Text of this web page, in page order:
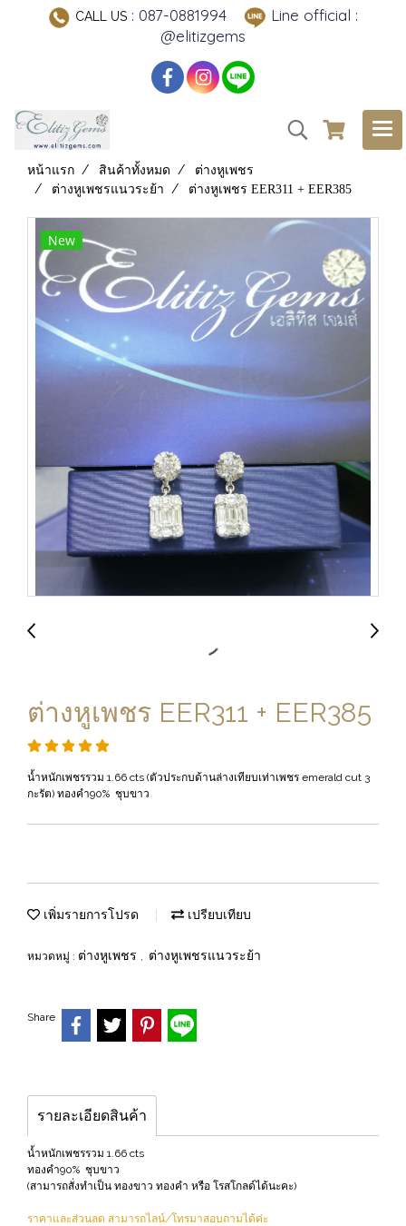
CALL US: 087-0881994
Line official :
@elitizgems
หน้าแรก สินค้าทั้งหมด
ต่างหูเพชร
ต่างหูเพชรแนวระย้า
ต่างหูเพชร EER311 + EER385
New
ต่างหูเพชร EER311 + EER385
น้ำหนักเพชรรวม 1.66 cts (ตัวประกบด้านล่างเทียบเท่าเพชร emerald cut 3
กะรัต) ทองคำ90% ชุบขาว
เพิ่มรายการโปรด เปรียบเทียบ
หมวดหมู่ : ต่างหูเพชร , ต่างหูเพชรแนวระย้า
Share
รายละเอียดสินค้า
น้ำหนักเพชรรวม 1.66 cts
ทองคำ90% ชุบขาว
(สามารถสั่งทำเป็น ทองขาว ทองคำ หรือ โรสโกลด์ได้นะคะ)
ราคาและส่วนลด สามารถไลน์/โทรมาสอบถามได้ค่ะ